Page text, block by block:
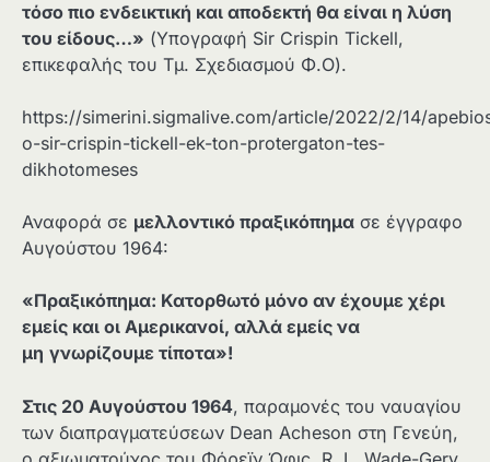
τόσο πιο ενδεικτική και αποδεκτή θα είναι η λύση
του είδους…» (Υπογραφή Sir Crispin Tickell,
επικεφαλής του Τμ. Σχεδιασμού Φ.Ο).
https://simerini.sigmalive.com/article/2022/2/14/
o-sir-crispin-tickell-ek-ton-protergaton-tes-
dikhotomeses
Αναφορά σε μελλοντικό πραξικόπημα σε έγγραφο
Αυγούστου 1964:
«Πραξικόπημα: Κατορθωτό μόνο αν έχουμε χέρι
εμείς και οι Αμερικανοί, αλλά εμείς να
μη γνωρίζουμε τίποτα»!
Στις 20 Αυγούστου 1964, παραμονές του ναυαγίου
των διαπραγματεύσεων Dean Acheson στη Γενεύη,